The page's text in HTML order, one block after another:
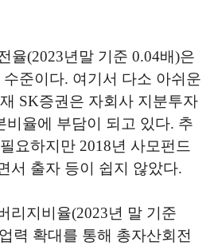
율(2023년말 기준 0.04배)은
준이다. 여기서 다소 아쉬운
SK증권은 자회사 지분투자
비율에 부담이 되고 있다. 추
요하지만 2018년 사모펀드
서 출자 등이 쉽지 않았다.
리지비율(2023년 말 기준
력 확대를 통해 총자산회전